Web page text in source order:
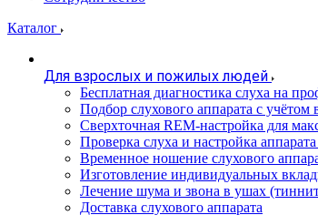
Каталог
Для взрослых и пожилых людей
Бесплатная диагностика слуха на
Подбор слухового аппарата с учётом
Сверхточная REM-настройка для
Проверка слуха и настройка
Временное ношение слухового
Изготовление индивидуальных
Лечение шума и звона в ушах
Доставка слухового аппарата